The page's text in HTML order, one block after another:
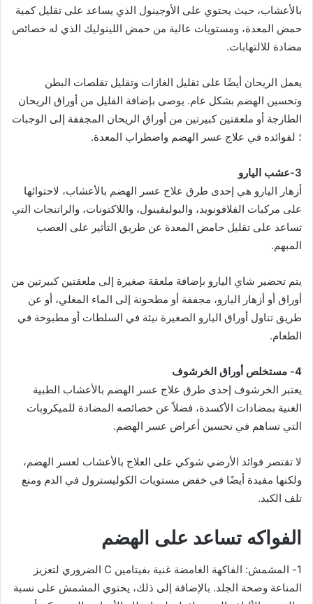
بالأعشاب، حيث يحتوي على الأوجينول الذي يساعد على تقليل كمية
حمض المعدة، ومستويات عالية من حمض اللينوليك الذي له خصائص
مضادة للالتهابات.
يعمل الريحان أيضًا على تقليل الغازات وتقليل تقلصات البطن
وتحسين الهضم بشكل عام. يوصى بإضافة القليل من أوراق الريحان
الطازجة أو ملعقتين كبيرتين من أوراق الريحان المجففة إلى الوجبات
؛ لفوائده في علاج عسر الهضم واضطراب المعدة.
3-عشب اليارو
أزهار اليارو هي إحدى طرق علاج عسر الهضم بالأعشاب، لاحتوائها
على مركبات الفلافونويد، والبوليفينول، واللاكتونات، والراتنجات التي
تساعد على تقليل حامض المعدة عن طريق التأثير على العصب
المبهم.
يتم تحضير شاي اليارو بإضافة ملعقة صغيرة إلى ملعقتين كبيرتين من
أوراق أو أزهار اليارو، مجففة أو مطحونة إلى الماء المغلي، أو عن
طريق تناول أوراق اليارو الصغيرة نيئة في السلطات أو مطبوخة في
الطعام.
4- مستخلص أوراق الخرشوف
يعتبر الخرشوف إحدى طرق علاج عسر الهضم بالأعشاب الطبية
الغنية بمضادات الأكسدة، فضلاً عن خصائصه المضادة للميكروبات
التي تساهم في تحسين أعراض عسر الهضم.
لا تقتصر فوائد الأرضي شوكي على العلاج بالأعشاب لعسر الهضم،
ولكنها مفيدة أيضًا في خفض مستويات الكوليسترول في الدم ومنع
تلف الكبد.
الفواكه تساعد على الهضم
1- المشمش: الفاكهة الغامضة غنية بفيتامين C الضروري لتعزيز
المناعة وصحة الجلد. بالإضافة إلى ذلك، يحتوي المشمش على نسبة